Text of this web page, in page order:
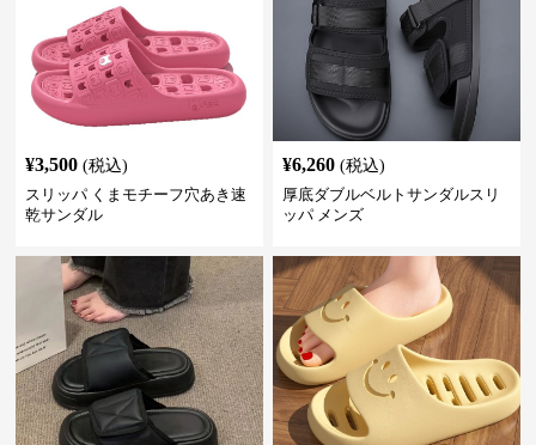
¥3,500 (税込)
スリッパ くまモチーフ穴あき速
乾サンダル
¥6,260 (税込)
厚底ダブルベルトサンダルスリ
ッパ メンズ